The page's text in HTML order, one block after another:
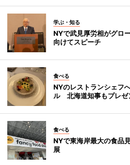
学ぶ・知る
NYで武見厚労相がグロ
向けてスピーチ
食べる
NYのレストランシェフ
ル 北海道知事もプレゼ
食べる
NYで東海岸最大の食品
展